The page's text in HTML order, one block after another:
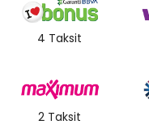
4 Taksit
2 Taksit